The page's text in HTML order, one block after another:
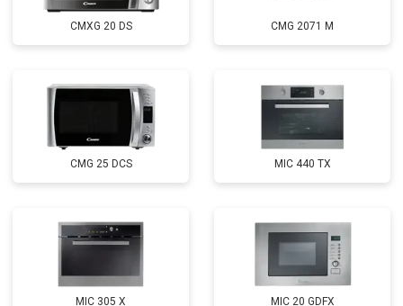
CMXG 20 DS CMG 2071 M
CMG 25 DCS MIC 440 TX
MIC 305 X MIC 20 GDFX